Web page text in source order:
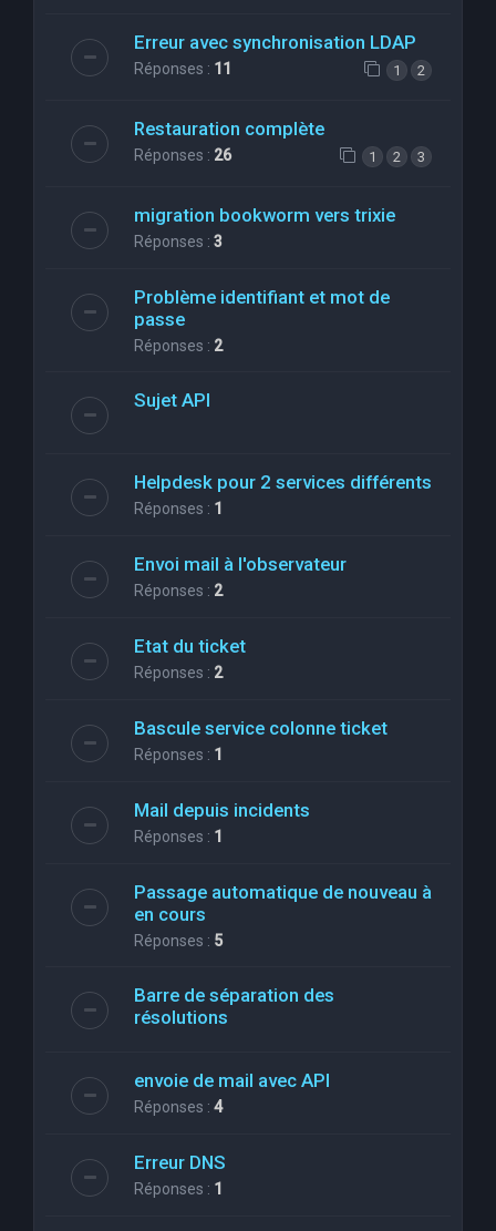
Erreur avec synchronisation LDAP
Réponses : 11 1 2
Restauration complète
Réponses : 26 1 2 3
migration bookworm vers trixie
Réponses : 3
Problème identifiant et mot de
passe
Réponses : 2
Sujet API
Helpdesk pour 2 services différents
Réponses : 1
Envoi mail à l'observateur
Réponses : 2
Etat du ticket
Réponses : 2
Bascule service colonne ticket
Réponses : 1
Mail depuis incidents
Réponses : 1
Passage automatique de nouveau à
en cours
Réponses : 5
Barre de séparation des
résolutions
envoie de mail avec API
Réponses : 4
Erreur DNS
Réponses : 1